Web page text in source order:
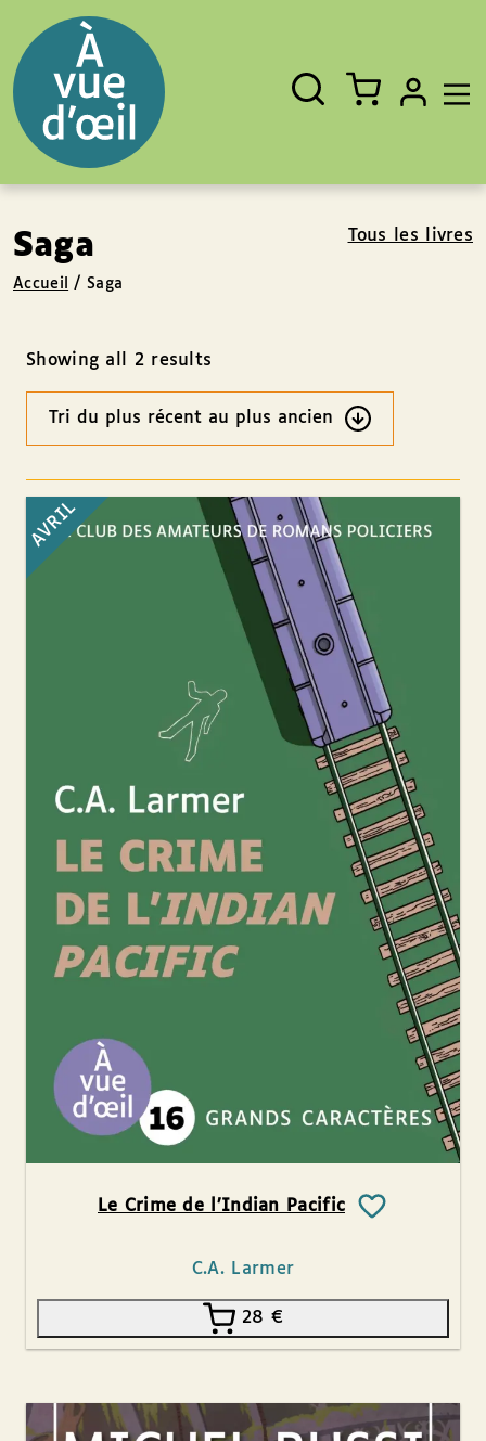
Fermer
Rechercher
un
livre,
un
auteur,
un
EAN
Saga Tous les livres
Accueil /Saga
Showing all 2 results
Ordre
AVRIL
Le Crime de l’Indian Pacific
C.A. Larmer
28 €